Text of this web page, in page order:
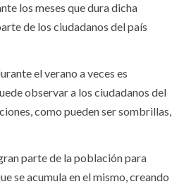
los meses que dura dicha
de los ciudadanos del país
el verano a veces es
observar a los ciudadanos del
como pueden ser sombrillas,
parte de la población para
se acumula en el mismo, creando